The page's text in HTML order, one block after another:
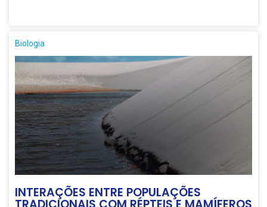
Biologia
INTERAÇÕES ENTRE POPULAÇÕES